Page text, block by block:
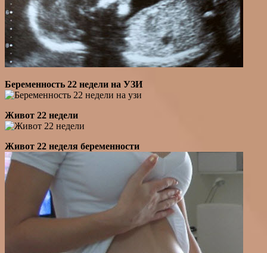
Беременность 22 недели на УЗИ
Живот 22 недели
Живот 22 неделя беременности